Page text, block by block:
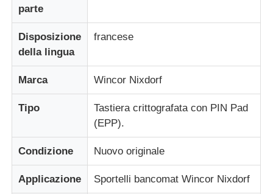
Prodotti
Video
Chi siamo
Controllo di qualità
parte
Disposizione
della lingua
francese
Marca Wincor Nixdorf
Tipo
Tastiera crittografata con PIN Pad
(EPP).
Condizione Nuovo originale
Applicazione Sportelli bancomat Wincor Nixdorf